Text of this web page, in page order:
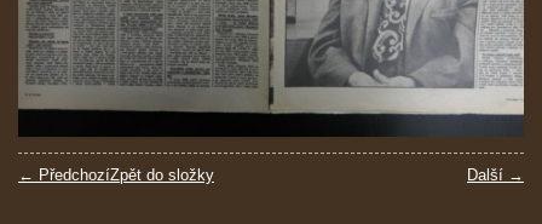
← Předchozí Další →
Zpět do složky